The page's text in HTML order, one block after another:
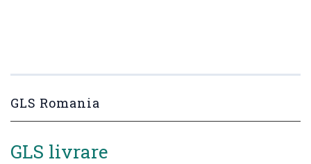
GLS Romania
GLS livrare